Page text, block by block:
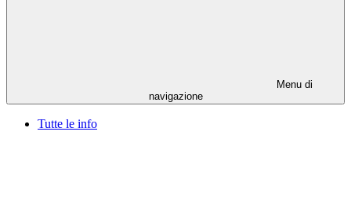
Menu di
navigazione
Tutte le info